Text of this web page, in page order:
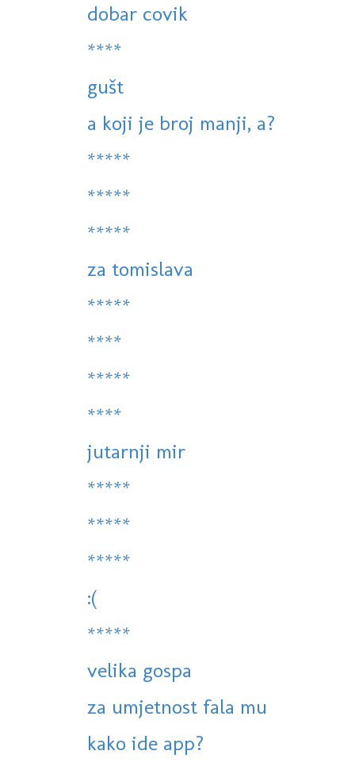
dobar covik
****
gušt
a koji je broj manji, a?
*****
*****
*****
za tomislava
*****
****
*****
****
jutarnji mir
*****
*****
*****
:(
*****
velika gospa
za umjetnost fala mu
kako ide app?